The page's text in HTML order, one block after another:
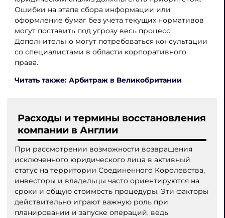
Ошибки на этапе сбора информации или
оформление бумаг без учета текущих нормативов
могут поставить под угрозу весь процесс.
Дополнительно могут потребоваться консультации
со специалистами в области корпоративного
права.
Читать также: Арбитраж в Великобритании
Расходы и термины восстановления
компании в Англии
При рассмотрении возможности возвращения
исключенного юридического лица в активный
статус на территории Соединенного Королевства,
инвесторы и владельцы часто ориентируются на
сроки и общую стоимость процедуры. Эти факторы
действительно играют важную роль при
планировании и запуске операций, ведь